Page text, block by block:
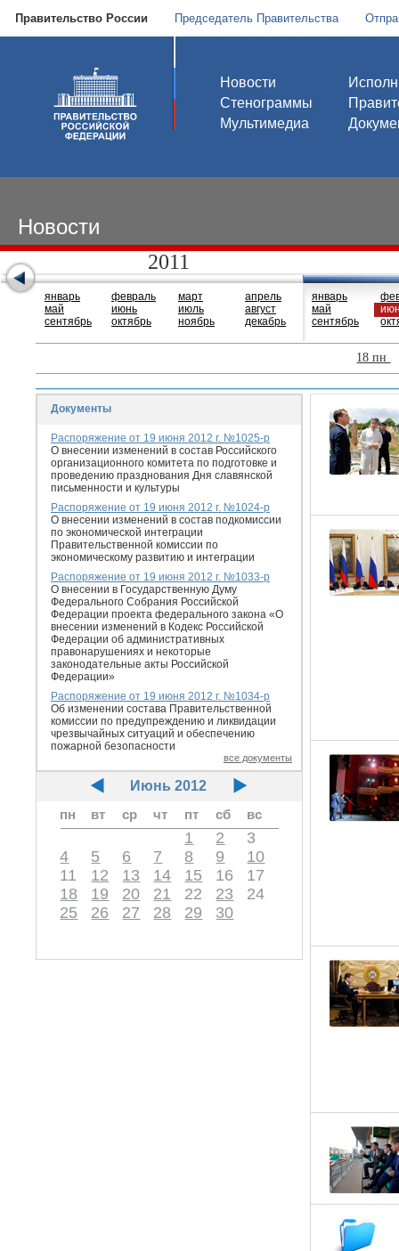
Правительство России Председатель Правительства
Новости
Стенограммы
Мультимедиа
Новости
2011
январь
май
сентябрь
февраль
июнь
октябрь
март
июль
ноябрь
апрель
август
декабрь
январь
май
сентябрь
18 пн
Документы
Распоряжение от 19 июня 2012 г. №1025-р
О внесении изменений в состав Российского
организационного комитета по подготовке и
проведению празднования Дня славянской
письменности и культуры
Распоряжение от 19 июня 2012 г. №1024-р
О внесении изменений в состав подкомиссии
по экономической интеграции
Правительственной комиссии по
экономическому развитию и интеграции
Распоряжение от 19 июня 2012 г. №1033-р
О внесении в Государственную Думу
Федерального Собрания Российской
Федерации проекта федерального закона «О
внесении изменений в Кодекс Российской
Федерации об административных
правонарушениях и некоторые
законодательные акты Российской
Федерации»
Распоряжение от 19 июня 2012 г. №1034-р
Об изменении состава Правительственной
комиссии по предупреждению и ликвидации
чрезвычайных ситуаций и обеспечению
пожарной безопасности
все документы
Июнь 2012
пн
вт ср чт пт сб вс
1 2
3
4
5 6 7 8 9
10
11
12 13 14 15 16
17
18
19 20 21 22 23
24
25
26 27 28 29 30